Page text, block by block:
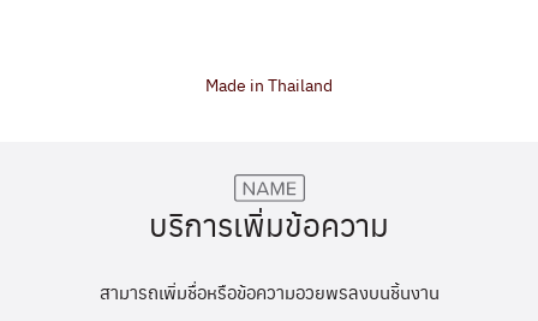
Made in Thailand
บริการเพิ่มข้อความ
สามารถเพิ่มชื่อหรือข้อความอวยพรลงบนชิ้นงาน